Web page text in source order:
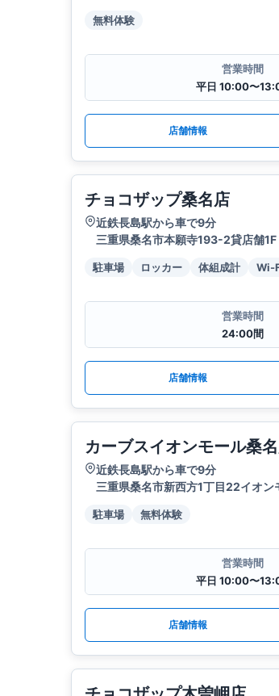
無料体験
営業時間
平日 10:00〜
店舗情報
チョコザップ桑名店
近鉄長島駅から車で9分
三重県桑名市本願寺193-2貸店舗1F
駐車場 ロッカー 体組成計 Wi-
営業時間
24:00間
店舗情報
カーブスイオンモール桑
近鉄長島駅から車で9分
三重県桑名市新西方1丁目22イオン
駐車場 無料体験
営業時間
平日 10:00〜
店舗情報